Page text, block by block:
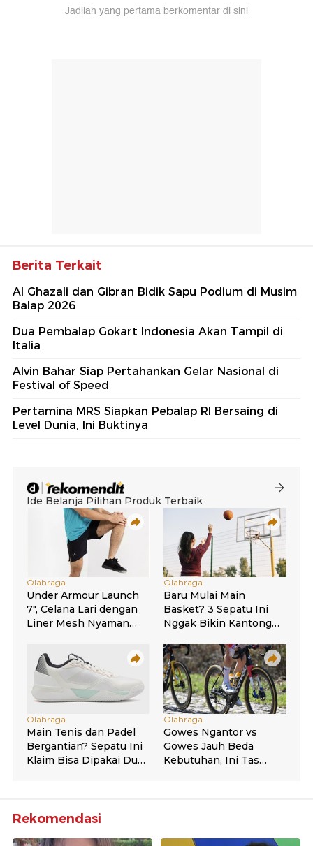
Jadilah yang pertama berkomentar di sini
Berita Terkait
Al Ghazali dan Gibran Bidik Sapu Podium di Musim
Balap 2026
Dua Pembalap Gokart Indonesia Akan Tampil di
Italia
Alvin Bahar Siap Pertahankan Gelar Nasional di
Festival of Speed
Pertamina MRS Siapkan Pebalap RI Bersaing di
Level Dunia, Ini Buktinya
Rekomendasi